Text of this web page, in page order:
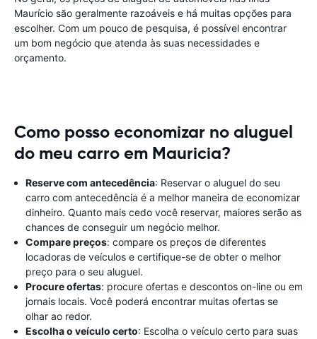
Maurício são geralmente razoáveis ​​e há muitas opções para
escolher. Com um pouco de pesquisa, é possível encontrar
um bom negócio que atenda às suas necessidades e
orçamento.
Como posso economizar no aluguel
do meu carro em Mauricia?
Reserve com antecedência: Reservar o aluguel do seu
carro com antecedência é a melhor maneira de economizar
dinheiro. Quanto mais cedo você reservar, maiores serão as
chances de conseguir um negócio melhor.
Compare preços: compare os preços de diferentes
locadoras de veículos e certifique-se de obter o melhor
preço para o seu aluguel.
Procure ofertas: procure ofertas e descontos on-line ou em
jornais locais. Você poderá encontrar muitas ofertas se
olhar ao redor.
Escolha o veículo certo: Escolha o veículo certo para suas